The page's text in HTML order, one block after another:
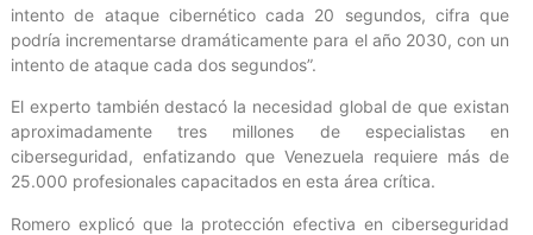
intento de ataque cibernético cada 20 segundos, cifra que
podría incrementarse dramáticamente para el año 2030, con un
intento de ataque cada dos segundos”.
El experto también destacó la necesidad global de que existan
aproximadamente tres millones de especialistas en
ciberseguridad, enfatizando que Venezuela requiere más de
25.000 profesionales capacitados en esta área crítica.
Romero explicó que la protección efectiva en ciberseguridad